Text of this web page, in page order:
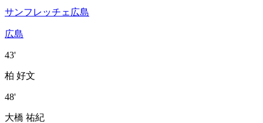
サンフレッチェ広島
広島
43'
柏 好文
48'
大橋 祐紀